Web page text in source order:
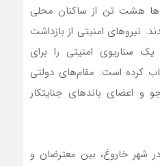
هشت تن از ساکنان محلی
شدند. نیروهای امنیتی از بازداشت
یک سناریوی امنیتی را برای
کرده است. مقام‌های دولتی
و اعضای باندهای جنایتکار
شهر خاروغ، بین معترضان و